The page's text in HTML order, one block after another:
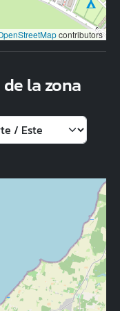
contributors
la zona